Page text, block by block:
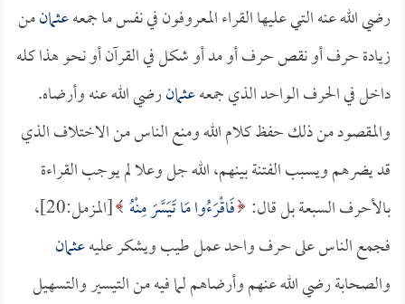
رضي الله عنه التي عليها القراء المعروفون في نفس ما جمعهعثمانمن
زيادة حرف أو نقص حرف أو مد أو شكل في القرآن أو نحو هذا كله
داخل في الحرف الواحد الذي جمعهعثمانرضي الله عنه وأرضاه.
والمقصود من ذلك حفظ كلام الله ومنع الناس من الاختلاف الذي
قد يضرهم ويسبب الفتنة بينهم، الله جل وعلا لم يوجب القراءة
بالأحرف السبعة بل قال: فَاقْرَءُوا مَا تَيَسَّرَ مِنْهُ
[المزمل:20]،
فجمع الناس على حرف واحد عمل طيب ويشكر عليهعثمان
والصحابة رضي الله عنهم وأرضاهم لما فيه من التيسير والتسهيل